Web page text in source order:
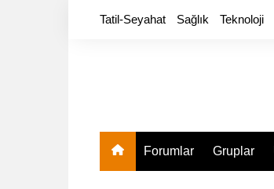
Tatil-Seyahat Sağlık Teknoloji
Forumlar Gruplar